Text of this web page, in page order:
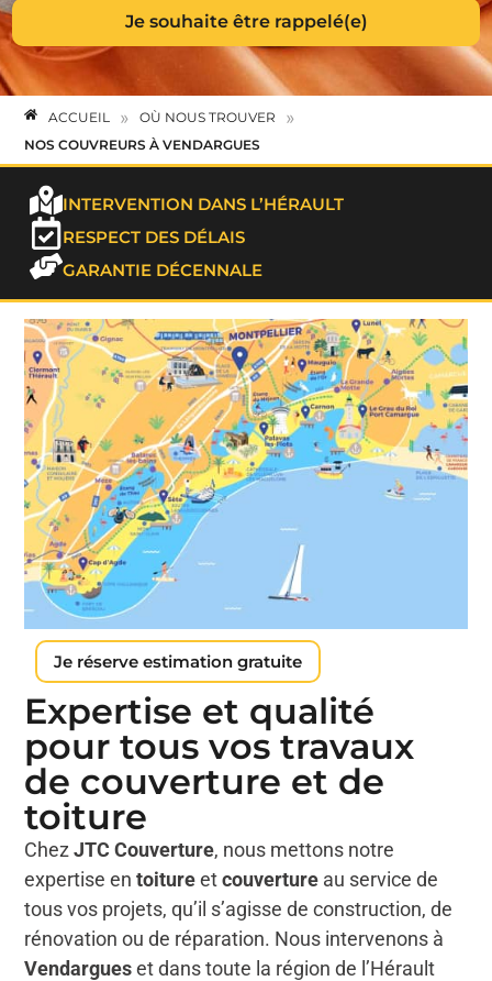
ACCUEIL » OÙ NOUS TROUVER »
NOS COUVREURS À VENDARGUES
INTERVENTION DANS L’HÉRAULT
RESPECT DES DÉLAIS
GARANTIE DÉCENNALE
Expertise et qualité
pour tous vos travaux
de couverture et de
toiture
ChezJTC Couverture, nous mettons notre
expertise entoitureetcouverture au service de
tous vos projets, qu’il s’agisse de construction, de
rénovation ou de réparation. Nous intervenons à
Vendargueset dans toute la région de l’Hérault
Je réserve estimation gratuite